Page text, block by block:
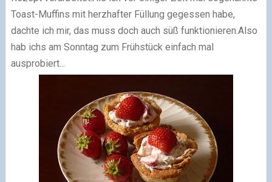
Toast-Muffins mit herzhafter Füllung gegessen habe,
dachte ich mir, das muss doch auch süß funktionieren.Also
hab ichs am Sonntag zum Frühstück einfach mal
ausprobiert...